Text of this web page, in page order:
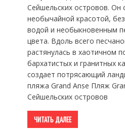
Сейшельских островов. Он
необычайной красотой,
водой и необыкновенным
цвета. Вдоль всего
растянулась в хаотичном
бархатистых и гранитных
создает потрясающий
пляжа Grand Anse Пляж
Сейшельских островов
ЧИТАТЬ ДАЛЕЕ